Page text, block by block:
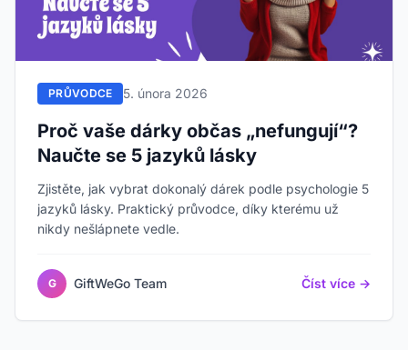
PRŮVODCE 5. února 2026
Proč vaše dárky občas „nefungují“?
Naučte se 5 jazyků lásky
Zjistěte, jak vybrat dokonalý dárek podle psychologie 5
jazyků lásky. Praktický průvodce, díky kterému už
nikdy nešlápnete vedle.
G GiftWeGo Team Číst více →